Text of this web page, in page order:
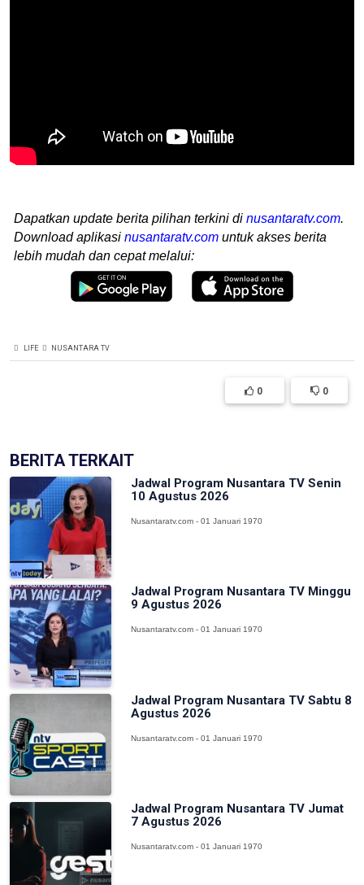
Dapatkan update berita pilihan terkini di nusantaratv.com.
Download aplikasi nusantaratv.com untuk akses berita
lebih mudah dan cepat melalui:
LIFE NUSANTARA TV
0 0
BERITA TERKAIT
Jadwal Program Nusantara TV Senin
10 Agustus 2026
Nusantaratv.com - 01 Januari 1970
Jadwal Program Nusantara TV Minggu
9 Agustus 2026
Nusantaratv.com - 01 Januari 1970
Jadwal Program Nusantara TV Sabtu 8
Agustus 2026
Nusantaratv.com - 01 Januari 1970
Jadwal Program Nusantara TV Jumat
7 Agustus 2026
Nusantaratv.com - 01 Januari 1970